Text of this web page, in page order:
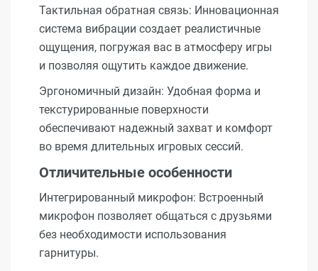
Тактильная обратная связь: Инновационная
система вибрации создает реалистичные
ощущения, погружая вас в атмосферу игры
и позволяя ощутить каждое движение.
Эргономичный дизайн: Удобная форма и
текстурированные поверхности
обеспечивают надежный захват и комфорт
во время длительных игровых сессий.
Отличительные особенности
Интегрированный микрофон: Встроенный
микрофон позволяет общаться с друзьями
без необходимости использования
гарнитуры.